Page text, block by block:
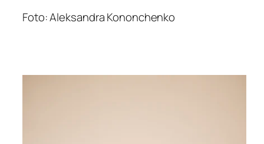
Foto: Aleksandra Kononchenko